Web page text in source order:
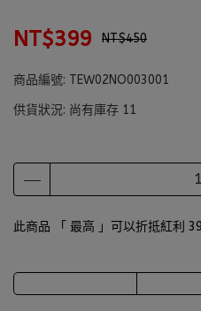
NT$399 NT$450
商品編號: TEW02NO003001
供貨狀況: 尚有庫存 11
此商品 「 最高 」可以折抵紅利